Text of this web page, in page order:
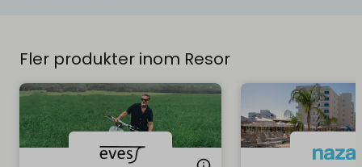
Fler produkter inom Resor